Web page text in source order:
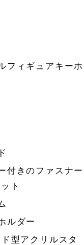
フィギュアキーホ
付きのファスナー
ト
ルダー
型アクリルスタ